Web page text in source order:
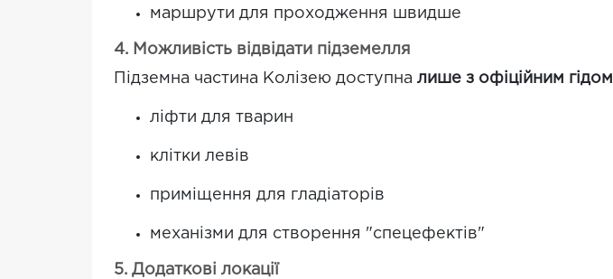
маршрути для проходження швидше
4. Можливість відвідати підземелля
Підземна частина Колізею доступна лише з офіційним гідом
ліфти для тварин
клітки левів
приміщення для гладіаторів
механізми для створення "спецефектів"
5. Додаткові локації